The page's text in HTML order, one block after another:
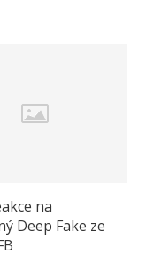
na
Deep Fake ze